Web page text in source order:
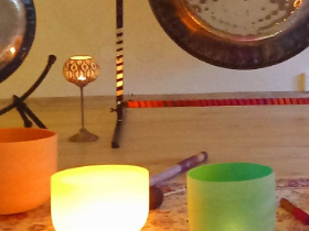
TIIMIDELE
GALERII
KONTAKT